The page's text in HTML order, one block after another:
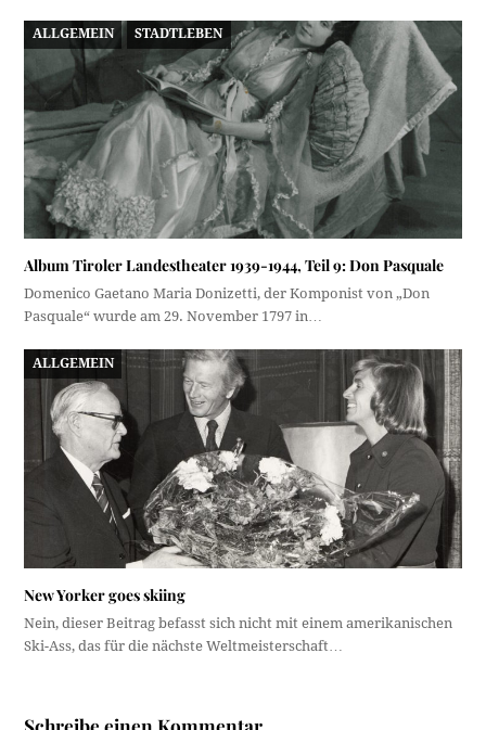
ALLGEMEIN STADTLEBEN
Album Tiroler Landestheater 1939-1944, Teil 9: Don Pasquale
Domenico Gaetano Maria Donizetti, der Komponist von „Don
Pasquale“ wurde am 29. November 1797 in…
ALLGEMEIN
New Yorker goes skiing
Nein, dieser Beitrag befasst sich nicht mit einem amerikanischen
Ski-Ass, das für die nächste Weltmeisterschaft…